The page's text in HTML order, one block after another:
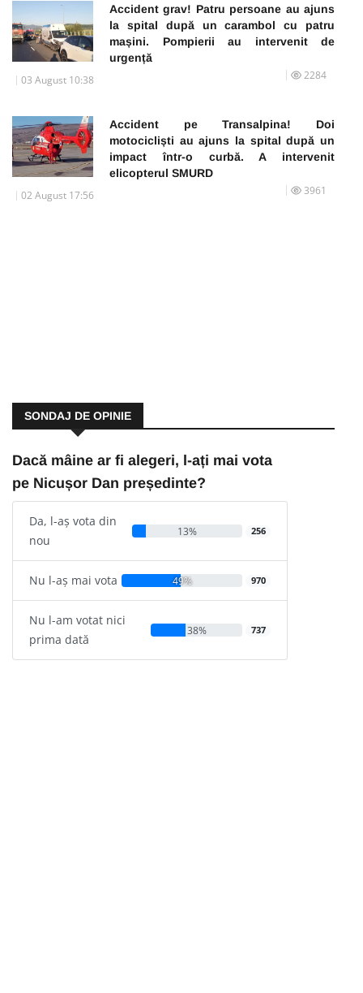
Accident grav! Patru persoane au ajuns
la spital după un carambol cu patru
mașini. Pompierii au intervenit de
urgență
03 August 10:38 2284
Accident pe Transalpina! Doi
motocicliști au ajuns la spital după un
impact într-o curbă. A intervenit
elicopterul SMURD
02 August 17:56 3961
SONDAJ DE OPINIE
Dacă mâine ar fi alegeri, l-ați mai vota
pe Nicușor Dan președinte?
Da, l-aș vota din
nou
13% 256
Nu l-aș mai vota 49% 970
Nu l-am votat nici
prima dată
38% 737